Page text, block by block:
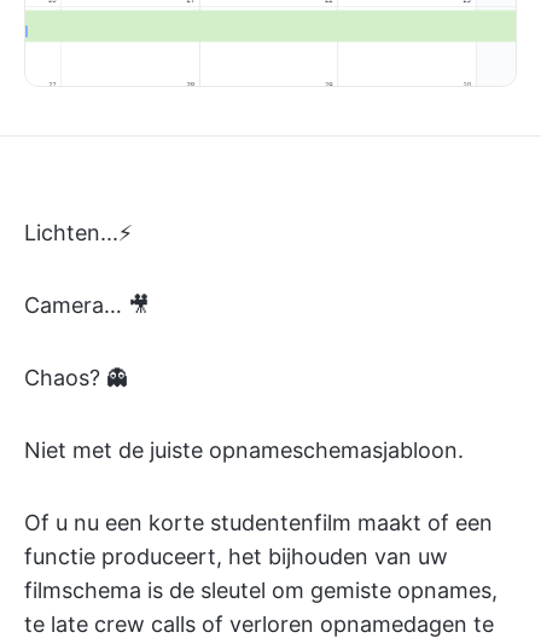
Lichten...⚡
Camera… 🎥
Chaos? 👻
Niet met de juiste opnameschemasjabloon.
Of u nu een korte studentenfilm maakt of een
functie produceert, het bijhouden van uw
filmschema is de sleutel om gemiste opnames,
te late crew calls of verloren opnamedagen te